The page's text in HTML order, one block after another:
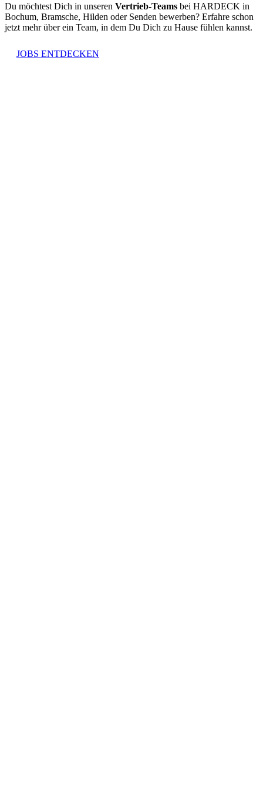
Du möchtest Dich in unseren Vertrieb-Teams bei HARDECK in
Bochum, Bramsche, Hilden oder Senden bewerben? Erfahre schon
jetzt mehr über ein Team, in dem Du Dich zu Hause fühlen kannst.
JOBS ENTDECKEN